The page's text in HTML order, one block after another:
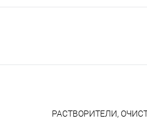
РАСТВОРИТЕЛИ,